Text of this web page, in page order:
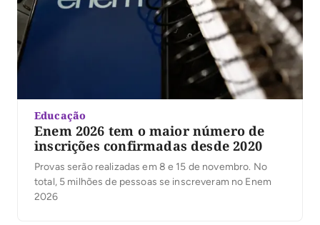
Educação
Enem 2026 tem o maior número de
inscrições confirmadas desde 2020
Provas serão realizadas em 8 e 15 de novembro. No
total, 5 milhões de pessoas se inscreveram no Enem
2026